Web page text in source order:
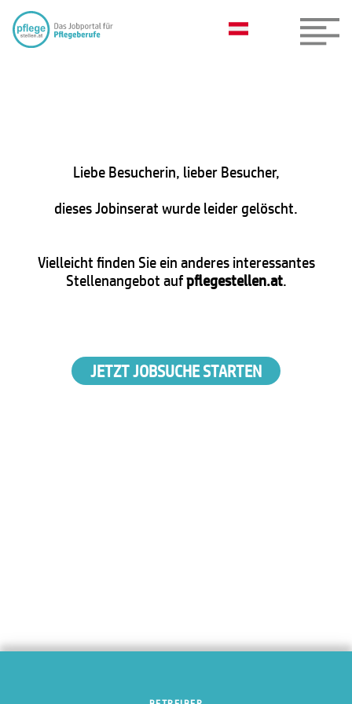
Liebe Besucherin, lieber Besucher,
dieses Jobinserat wurde leider gelöscht.
Vielleicht finden Sie ein anderes interessantes
Stellenangebot aufpflegestellen.at.
JETZT JOBSUCHE STARTEN